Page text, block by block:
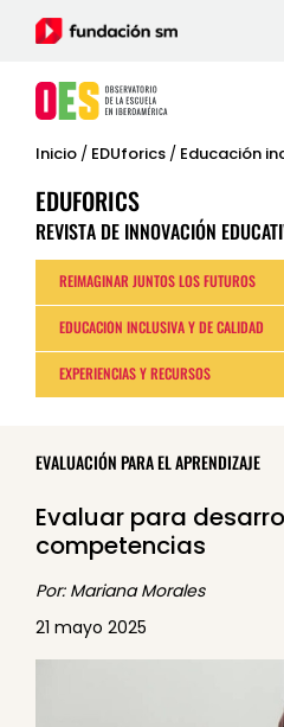
Inicio / EDUforics / Educación
EDUFORICS
REVISTA DE INNOVACIÓN
REIMAGINAR JUNTOS LOS FUTUROS
EDUCACIÓN INCLUSIVA Y DE CALIDAD
EXPERIENCIAS Y RECURSOS
EVALUACIÓN PARA EL APRENDIZAJE
Evaluar para
competencias
Por: Mariana Morales
21 mayo 2025